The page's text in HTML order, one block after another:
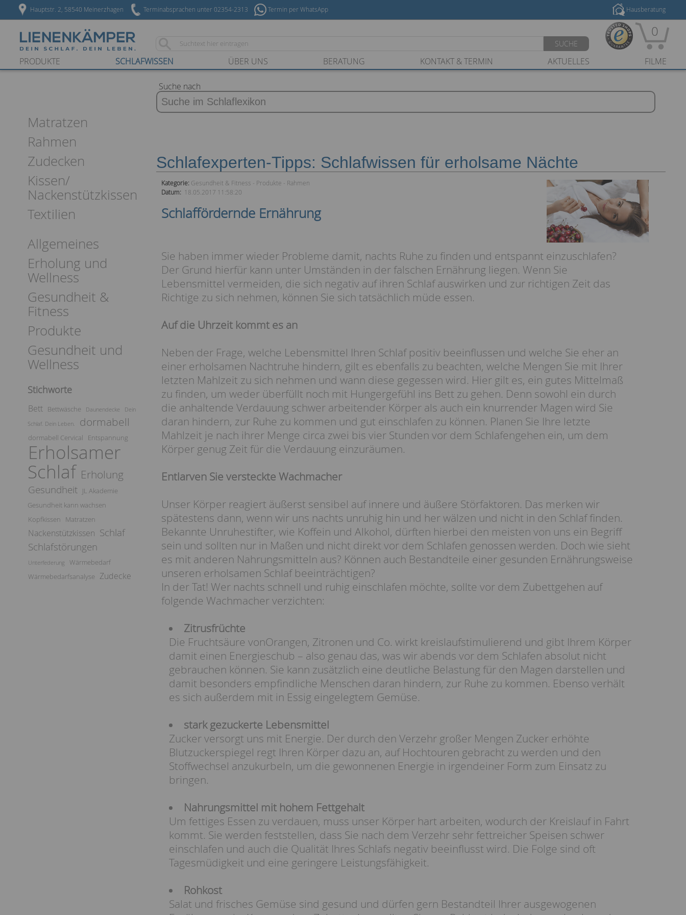
Hauptstr. 2, 58540 Meinerzhagen Terminabsprachen unter 02354-2313 Termin per WhatsApp Hausberatung
SUCHE
0
PRODUKTE SCHLAFWISSEN ÜBER UNS BERATUNG KONTAKT & TERMIN AKTUELLES FILME
Matratzen
Rahmen
Zudecken
Kissen/
Nackenstützkissen
Textilien
Allgemeines
Erholung und
Wellness
Gesundheit &
Fitness
Produkte
Gesundheit und
Wellness
Stichworte
Bett Bettwäsche Daunendecke
Dein
Schlaf. Dein Leben.
dormabell
dormabell Cervical Entspannung
Erholsamer
Schlaf Erholung
Gesundheit JL Akademie
Gesundheit kann wachsen
Kopfkissen
Matratzen
Nackenstützkissen Schlaf
Schlafstörungen
Unterfederung
Wärmebedarf
Wärmebedarfsanalyse
Zudecke
Suche nach
Schlafexperten-Tipps: Schlafwissen für erholsame Nächte
Kategorie: Gesundheit & Fitness Produkte
Rahmen
Datum: 18.05.2017 11:58:20
Schlaffördernde Ernährung
Sie haben immer wieder Probleme damit, nachts Ruhe zu finden und entspannt einzuschlafen?
Der Grund hierfür kann unter Umständen in der falschen Ernährung liegen. Wenn Sie
Lebensmittel vermeiden, die sich negativ auf ihren Schlaf auswirken und zur richtigen Zeit das
Richtige zu sich nehmen, können Sie sich tatsächlich müde essen.
Auf die Uhrzeit kommt es an
Neben der Frage, welche Lebensmittel Ihren Schlaf positiv beeinflussen und welche Sie eher an
einer erholsamen Nachtruhe hindern, gilt es ebenfalls zu beachten, welche Mengen Sie mit Ihrer
letzten Mahlzeit zu sich nehmen und wann diese gegessen wird. Hier gilt es, ein gutes Mittelmaß
zu finden, um weder überfüllt noch mit Hungergefühl ins Bett zu gehen. Denn sowohl ein durch
die anhaltende Verdauung schwer arbeitender Körper als auch ein knurrender Magen wird Sie
daran hindern, zur Ruhe zu kommen und gut einschlafen zu können. Planen Sie Ihre letzte
Mahlzeit je nach ihrer Menge circa zwei bis vier Stunden vor dem Schlafengehen ein, um dem
Körper genug Zeit für die Verdauung einzuräumen.
Entlarven Sie versteckte Wachmacher
Unser Körper reagiert äußerst sensibel auf innere und äußere Störfaktoren. Das merken wir
spätestens dann, wenn wir uns nachts unruhig hin und her wälzen und nicht in den Schlaf finden.
Bekannte Unruhestifter, wie Koffein und Alkohol, dürften hierbei den meisten von uns ein Begriff
sein und sollten nur in Maßen und nicht direkt vor dem Schlafen genossen werden. Doch wie sieht
es mit anderen Nahrungsmitteln aus? Können auch Bestandteile einer gesunden Ernährungsweise
unseren erholsamen Schlaf beeinträchtigen?
In der Tat! Wer nachts schnell und ruhig einschlafen möchte, sollte vor dem Zubettgehen auf
folgende Wachmacher verzichten:
Zitrusfrüchte
Die Fruchtsäure vonOrangen, Zitronen und Co. wirkt kreislaufstimulierend und gibt Ihrem Körper
damit einen Energieschub – also genau das, was wir abends vor dem Schlafen absolut nicht
gebrauchen können. Sie kann zusätzlich eine deutliche Belastung für den Magen darstellen und
damit besonders empfindliche Menschen daran hindern, zur Ruhe zu kommen. Ebenso verhält
es sich außerdem mit in Essig eingelegtem Gemüse.
stark gezuckerte Lebensmittel
Zucker versorgt uns mit Energie. Der durch den Verzehr großer Mengen Zucker erhöhte
Blutzuckerspiegel regt Ihren Körper dazu an, auf Hochtouren gebracht zu werden und den
Stoffwechsel anzukurbeln, um die gewonnenen Energie in irgendeiner Form zum Einsatz zu
bringen.
Nahrungsmittel mit hohem Fettgehalt
Um fettiges Essen zu verdauen, muss unser Körper hart arbeiten, wodurch der Kreislauf in Fahrt
kommt. Sie werden feststellen, dass Sie nach dem Verzehr sehr fettreicher Speisen schwer
einschlafen und auch die Qualität Ihres Schlafs negativ beeinflusst wird. Die Folge sind oft
Tagesmüdigkeit und eine geringere Leistungsfähigkeit.
Rohkost
Salat und frisches Gemüse sind gesund und dürfen gern Bestandteil Ihrer ausgewogenen